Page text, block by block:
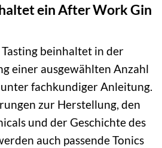
ein After Work Gin
beinhaltet in der
einer ausgewählten Anzahl
fachkundiger Anleitung.
zur Herstellung, den
und der Geschichte des
auch passende Tonics